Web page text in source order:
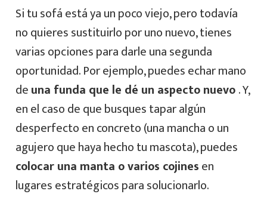
Si tu sofá está ya un poco viejo, pero todavía
no quieres sustituirlo por uno nuevo, tienes
varias opciones para darle una segunda
oportunidad. Por ejemplo, puedes echar mano
deuna funda que le dé un aspecto nuevo. Y,
en el caso de que busques tapar algún
desperfecto en concreto (una mancha o un
agujero que haya hecho tu mascota), puedes
colocar una manta o varios cojinesen
lugares estratégicos para solucionarlo.